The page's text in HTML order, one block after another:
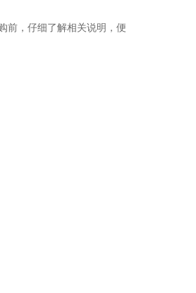
前，仔细了解相关说明，便